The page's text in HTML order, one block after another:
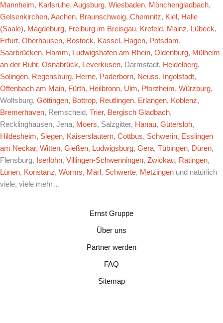
Mannheim, Karlsruhe, Augsburg, Wiesbaden, Mönchengladbach,
Gelsenkirchen, Aachen, Braunschweig, Chemnitz, Kiel , Halle
(Saale), Magdeburg, Freiburg im Breisgau, Krefeld, Mainz, Lübeck,
Erfurt, Oberhausen, Rostock, Kassel , Hagen, Potsdam,
Saarbrücken, Hamm, Ludwigshafen am Rhein, Oldenburg, Mülheim
an der Ruhr, Osnabrück, Leverkusen, Darmstadt, Heidelberg,
Solingen, Regensburg, Herne, Paderborn, Neuss, Ingolstadt,
Offenbach am Main, Fürth, Heilbronn, Ulm, Pforzheim, Würzburg,
Wolfsburg, Göttingen, Bottrop, Reutlingen, Erlangen, Koblenz,
Bremerhaven, Remscheid, Trier, Bergisch Gladbach,
Recklinghausen, Jena, Moers, Salzgitter, Hanau, Gütersloh,
Hildesheim, Siegen, Kaiserslautern, Cottbus, Schwerin, Esslingen
am Neckar, Witten, Gießen, Ludwigsburg, Gera, Tübingen, Düren,
Flensburg, Iserlohn, Villingen-Schwenningen, Zwickau, Ratingen,
Lünen, Konstanz, Worms, Marl , Schwerte, Metzingen und natürlich
viele, viele mehr…
Ernst Gruppe
Über uns
Partner werden
FAQ
Sitemap